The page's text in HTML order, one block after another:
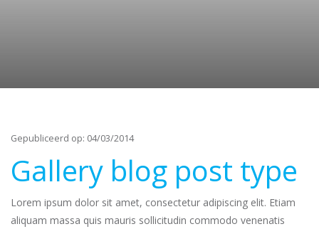
Gepubliceerd op: 04/03/2014
Gallery blog post type
Lorem ipsum dolor sit amet, consectetur adipiscing elit. Etiam
aliquam massa quis mauris sollicitudin commodo venenatis